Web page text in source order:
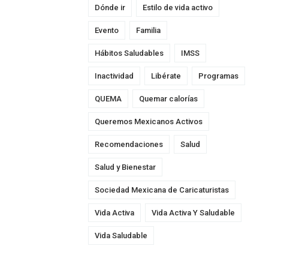
Dónde ir Estilo de vida activo
Evento Familia
Hábitos Saludables IMSS
Inactividad Libérate Programas
QUEMA Quemar calorías
Queremos Mexicanos Activos
Recomendaciones Salud
Salud y Bienestar
Sociedad Mexicana de Caricaturistas
Vida Activa Vida Activa Y Saludable
Vida Saludable